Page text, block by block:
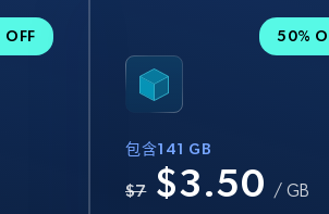
OFF 50%
包含141 GB
$7 $3.50 / GB